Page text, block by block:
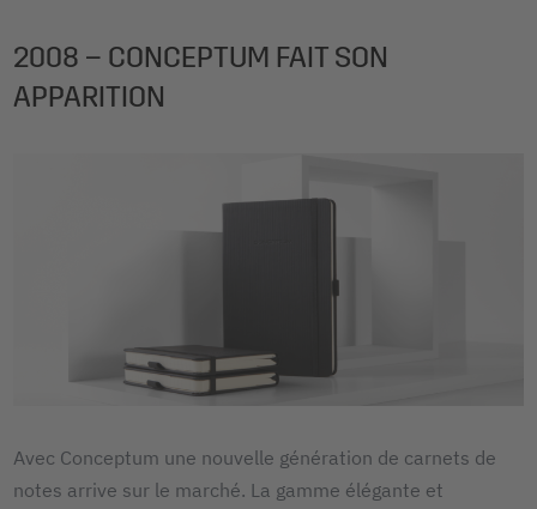
2008 – CONCEPTUM FAIT SON
APPARITION
Avec Conceptum une nouvelle génération de carnets de
notes arrive sur le marché. La gamme élégante et